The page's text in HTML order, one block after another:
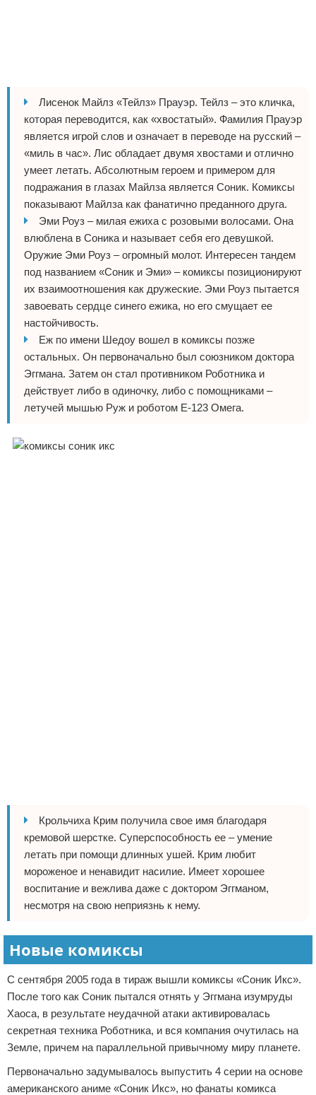
Лисенок Майлз «Тейлз» Прауэр. Тейлз – это кличка,
которая переводится, как «хвостатый». Фамилия Прауэр
является игрой слов и означает в переводе на русский –
«миль в час». Лис обладает двумя хвостами и отлично
умеет летать. Абсолютным героем и примером для
подражания в глазах Майлза является Соник. Комиксы
показывают Майлза как фанатично преданного друга.
Эми Роуз – милая ежиха с розовыми волосами. Она
влюблена в Соника и называет себя его девушкой.
Оружие Эми Роуз – огромный молот. Интересен тандем
под названием «Соник и Эми» – комиксы позиционируют
их взаимоотношения как дружеские. Эми Роуз пытается
завоевать сердце синего ежика, но его смущает ее
настойчивость.
Еж по имени Шедоу вошел в комиксы позже
остальных. Он первоначально был союзником доктора
Эггмана. Затем он стал противником Роботника и
действует либо в одиночку, либо с помощниками –
летучей мышью Руж и роботом Е-123 Омега.
Крольчиха Крим получила свое имя благодаря
кремовой шерстке. Суперспособность ее – умение
летать при помощи длинных ушей. Крим любит
мороженое и ненавидит насилие. Имеет хорошее
воспитание и вежлива даже с доктором Эггманом,
несмотря на свою неприязнь к нему.
Новые комиксы
С сентября 2005 года в тираж вышли комиксы «Соник Икс».
После того как Соник пытался отнять у Эггмана изумруды
Хаоса, в результате неудачной атаки активировалась
секретная техника Роботника, и вся компания очутилась на
Земле, причем на параллельной привычному миру планете.
Первоначально задумывалось выпустить 4 серии на основе
американского аниме «Соник Икс», но фанаты комикса